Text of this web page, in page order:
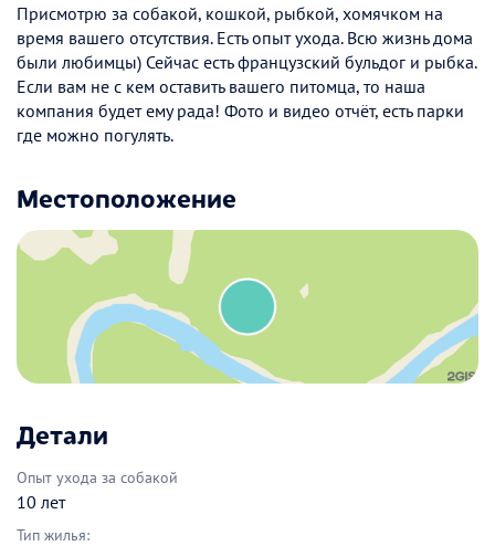
Присмотрю за собакой, кошкой, рыбкой, хомячком на
время вашего отсутствия. Есть опыт ухода. Всю жизнь дома
были любимцы) Сейчас есть французский бульдог и рыбка.
Если вам не с кем оставить вашего питомца, то наша
компания будет ему рада! Фото и видео отчёт, есть парки
где можно погулять.
Местоположение
Детали
Опыт ухода за собакой
10 лет
Тип жилья: